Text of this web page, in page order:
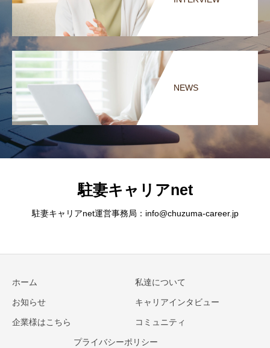
NEWS
駐妻キャリアnet
駐妻キャリアnet運営事務局：info@chuzuma-career.jp
ホーム 私達について
お知らせ キャリアインタビュー
企業様はこちら コミュニティ
プライバシーポリシー